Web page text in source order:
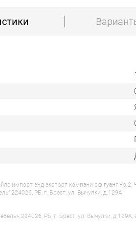
импорт энд экспорт компани оф гуанг но.2,
224026, РБ, г. Брест, ул. Вычулки, д.129А
224026, РБ, г. Брест, ул. Вычулки, д.129А,